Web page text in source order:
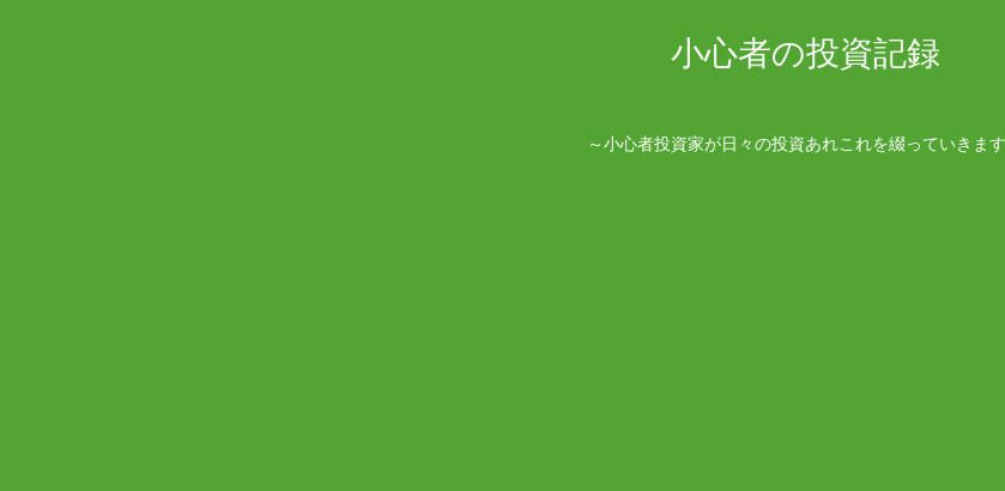
小心者の投資記録
～小心者投資家が日々の投資あれこれを綴っていきま